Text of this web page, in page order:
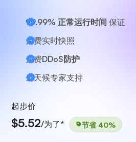
99.99% 正常运行时间 保证
免费实时快照
免费DDoS防护
全天候专家支持
起步价
$5.52/为了* 节省 40%